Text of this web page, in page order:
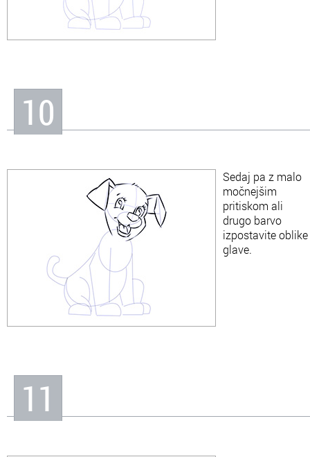
10
Sedaj pa z malo
močnejšim
pritiskom ali
drugo barvo
izpostavite oblike
glave.
11